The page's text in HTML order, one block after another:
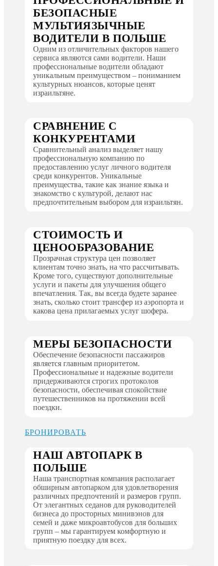
БЕЗОПАСНЫЕ
МУЛЬТИЯЗЫЧНЫЕ
ВОДИТЕЛИ В ПОЛЬШЕ
Одним из отличительных факторов нашего
сервиса являются сами водители. Наши
профессиональные водители обладают
уникальным преимуществом – пониманием
культурных нюансов, которые ценят
израильтяне.
СРАВНЕНИЕ С
КОНКУРЕНТАМИ
Сравнительный анализ выделяет нашу
профессиональную компанию по
предоставлению услуг личного водителя
среди конкурентов. Уникальные
преимущества, такие как знание языка и
знакомство с культурой, делают нас
предпочтительным выбором для израильтян.
СТОИМОСТЬ И
ЦЕНООБРАЗОВАНИЕ
Прозрачная структура цен позволяет
клиентам точно знать, на что рассчитывать.
Кроме того, существуют дополнительные
услуги и пакеты для улучшения общего
впечатления. Так, вы всегда будете заранее
знать, сколько стоит трансфер из аэропорта и
какова цена прилагаемых услуг шофера.
МЕРЫ БЕЗОПАСНОСТИ
Обеспечение безопасности пассажиров
является главным приоритетом.
Профессиональные и надежные водители
придерживаются строгих протоколов
безопасности, обеспечивая спокойствие
путешественников на протяжении всей
поездки.
БРОНИРОВАТЬ
НАШ АВТОПАРК В
ПОЛЬШЕ
Наша транспортная компания располагает
обширным автопарком для удовлетворения
различных предпочтений и размеров групп.
От элегантных седанов для руководителей
бизнеса до просторных минивэнов для
семей и даже микроавтобусов для больших
групп – мы гарантируем комфортную и
приятную поездку для всех.